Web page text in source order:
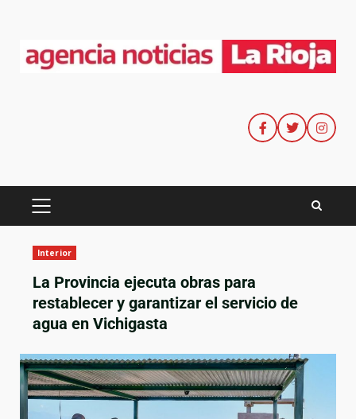
Interior
La Provincia ejecuta obras para
restablecer y garantizar el servicio de
agua en Vichigasta